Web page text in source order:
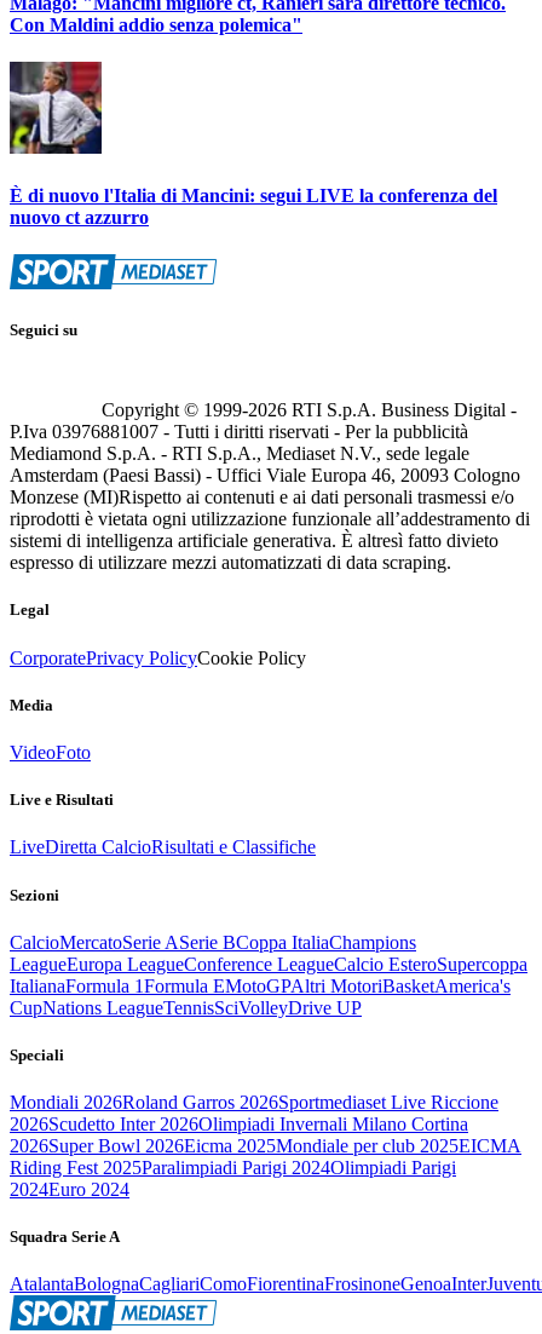
Con Maldini addio senza polemica"
È di nuovo l'Italia di Mancini: segui LIVE la conferenza del
nuovo ct azzurro
Seguici su
Copyright © 1999-2026 RTI S.p.A. Business Digital -
P.Iva 03976881007 - Tutti i diritti riservati - Per la pubblicità
Mediamond S.p.A. - RTI S.p.A., Mediaset N.V., sede legale
Amsterdam (Paesi Bassi) - Uffici Viale Europa 46, 20093 Cologno
Monzese (MI)Rispetto ai contenuti e ai dati personali trasmessi e/o
riprodotti è vietata ogni utilizzazione funzionale all’addestramento di
sistemi di intelligenza artificiale generativa. È altresì fatto divieto
espresso di utilizzare mezzi automatizzati di data scraping.
Legal
CorporatePrivacy PolicyCookie Policy
Media
VideoFoto
Live e Risultati
LiveDiretta CalcioRisultati e Classifiche
Sezioni
CalcioMercatoSerie ASerie BCoppa ItaliaChampions
LeagueEuropa LeagueConference LeagueCalcio EsteroSupercoppa
ItalianaFormula 1Formula EMotoGPAltri MotoriBasketAmerica's
CupNations LeagueTennisSciVolleyDrive UP
Speciali
Mondiali 2026Roland Garros 2026Sportmediaset Live Riccione
2026Scudetto Inter 2026Olimpiadi Invernali Milano Cortina
2026Super Bowl 2026Eicma 2025Mondiale per club 2025EICMA
Riding Fest 2025Paralimpiadi Parigi 2024Olimpiadi Parigi
2024Euro 2024
Squadra Serie A
AtalantaBolognaCagliariComoFiorentinaFrosinoneGenoaInter